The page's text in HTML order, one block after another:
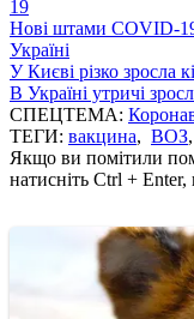
19
Нові штами COVID-19:
Україні
У Києві різко зросла
В Україні утричі
СПЕЦТЕМА:
ТЕГИ: вакцина, ВОЗ,
Якщо ви помітили
натисніть Ctrl +